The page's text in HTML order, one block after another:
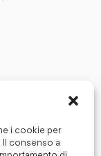
i cookie per
consenso a